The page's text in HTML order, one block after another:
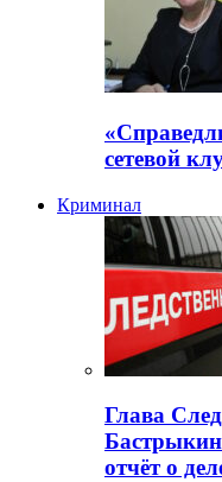
сетевой
Криминал
Глава
отчёт о